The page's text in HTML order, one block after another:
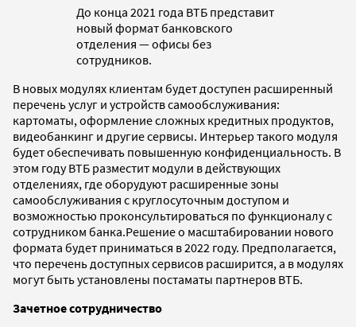
До конца 2021 года ВТБ представит
новый формат банковского
отделения — офисы без
сотрудников.
В новых модулях клиентам будет доступен расширенный
перечень услуг и устройств самообслуживания:
картоматы, оформление сложных кредитных продуктов,
видеобанкинг и другие сервисы. Интерьер такого модуля
будет обеспечивать повышенную конфиденциальность. В
этом году ВТБ разместит модули в действующих
отделениях, где оборудуют расширенные зоны
самообслуживания с круглосуточным доступом и
возможностью проконсультироваться по функционалу с
сотрудником банка.Решение о масштабировании нового
формата будет приниматься в 2022 году. Предполагается,
что перечень доступных сервисов расширится, а в модулях
могут быть установлены постаматы партнеров ВТБ.
Зачетное сотрудничество